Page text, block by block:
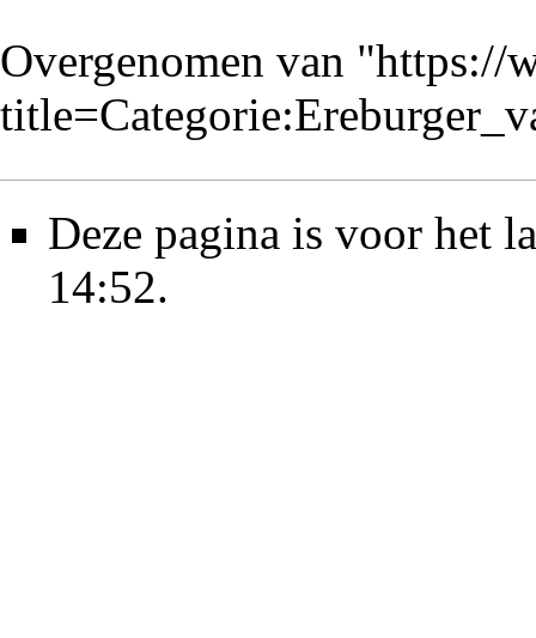
Overgenomen van "https://
Deze pagina is voor het
14:52.